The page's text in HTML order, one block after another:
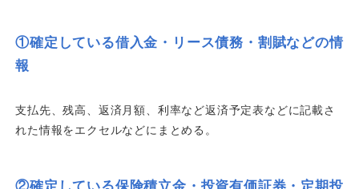
①確定している借入金・リース債務・割賦などの情
報
支払先、残高、返済月額、利率など返済予定表などに記載さ
れた情報をエクセルなどにまとめる。